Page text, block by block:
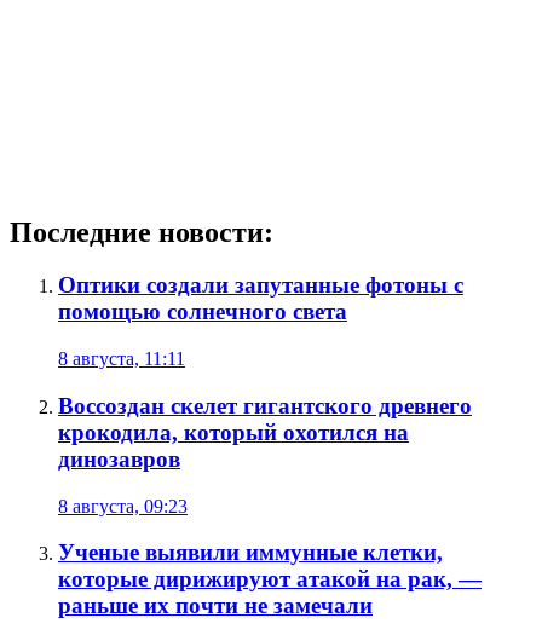
Последние новости:
Оптики создали запутанные фотоны с
помощью солнечного света
8 августа, 11:11
Воссоздан скелет гигантского древнего
крокодила, который охотился на
динозавров
8 августа, 09:23
Ученые выявили иммунные клетки,
которые дирижируют атакой на рак, —
раньше их почти не замечали